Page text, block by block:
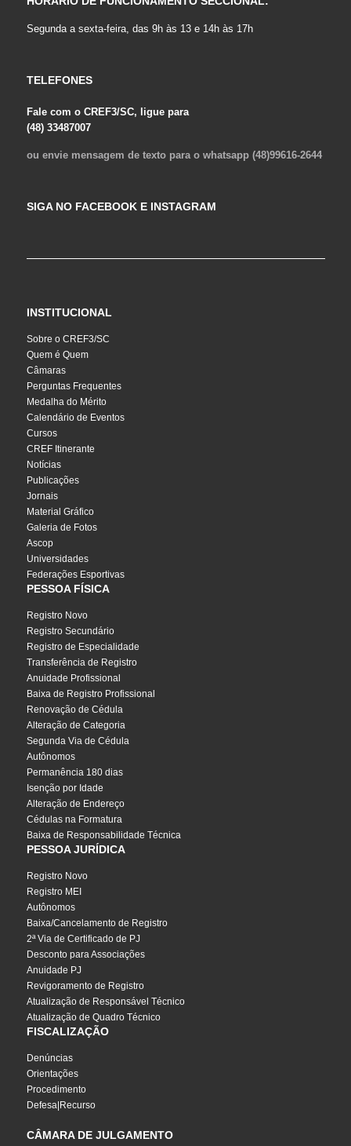
Segunda a sexta-feira, das 9h às 13 e 14h às 17h
TELEFONES
Fale com o CREF3/SC, ligue para
(48) 33487007
ou envie mensagem de texto para o whatsapp (48)99616-2644
SIGA NO FACEBOOK E INSTAGRAM
INSTITUCIONAL
Sobre o CREF3/SC
Quem é Quem
Câmaras
Perguntas Frequentes
Medalha do Mérito
Calendário de Eventos
Cursos
CREF Itinerante
Notícias
Publicações
Jornais
Material Gráfico
Galeria de Fotos
Ascop
Universidades
Federações Esportivas
PESSOA FÍSICA
Registro Novo
Registro Secundário
Registro de Especialidade
Transferência de Registro
Anuidade Profissional
Baixa de Registro Profissional
Renovação de Cédula
Alteração de Categoria
Segunda Via de Cédula
Autônomos
Permanência 180 dias
Isenção por Idade
Alteração de Endereço
Cédulas na Formatura
Baixa de Responsabilidade Técnica
PESSOA JURÍDICA
Registro Novo
Registro MEI
Autônomos
Baixa/Cancelamento de Registro
2ª Via de Certificado de PJ
Desconto para Associações
Anuidade PJ
Revigoramento de Registro
Atualização de Responsável Técnico
Atualização de Quadro Técnico
FISCALIZAÇÃO
Denúncias
Orientações
Procedimento
Defesa|Recurso
CÂMARA DE JULGAMENTO